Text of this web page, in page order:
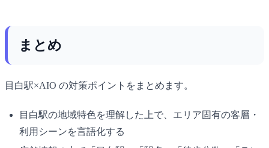
まとめ
目白駅×AIO の対策ポイントをまとめます。
目白駅の地域特色を理解した上で、エリア固有の客層・
利用シーンを言語化する